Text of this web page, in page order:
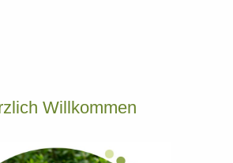
Willkommen